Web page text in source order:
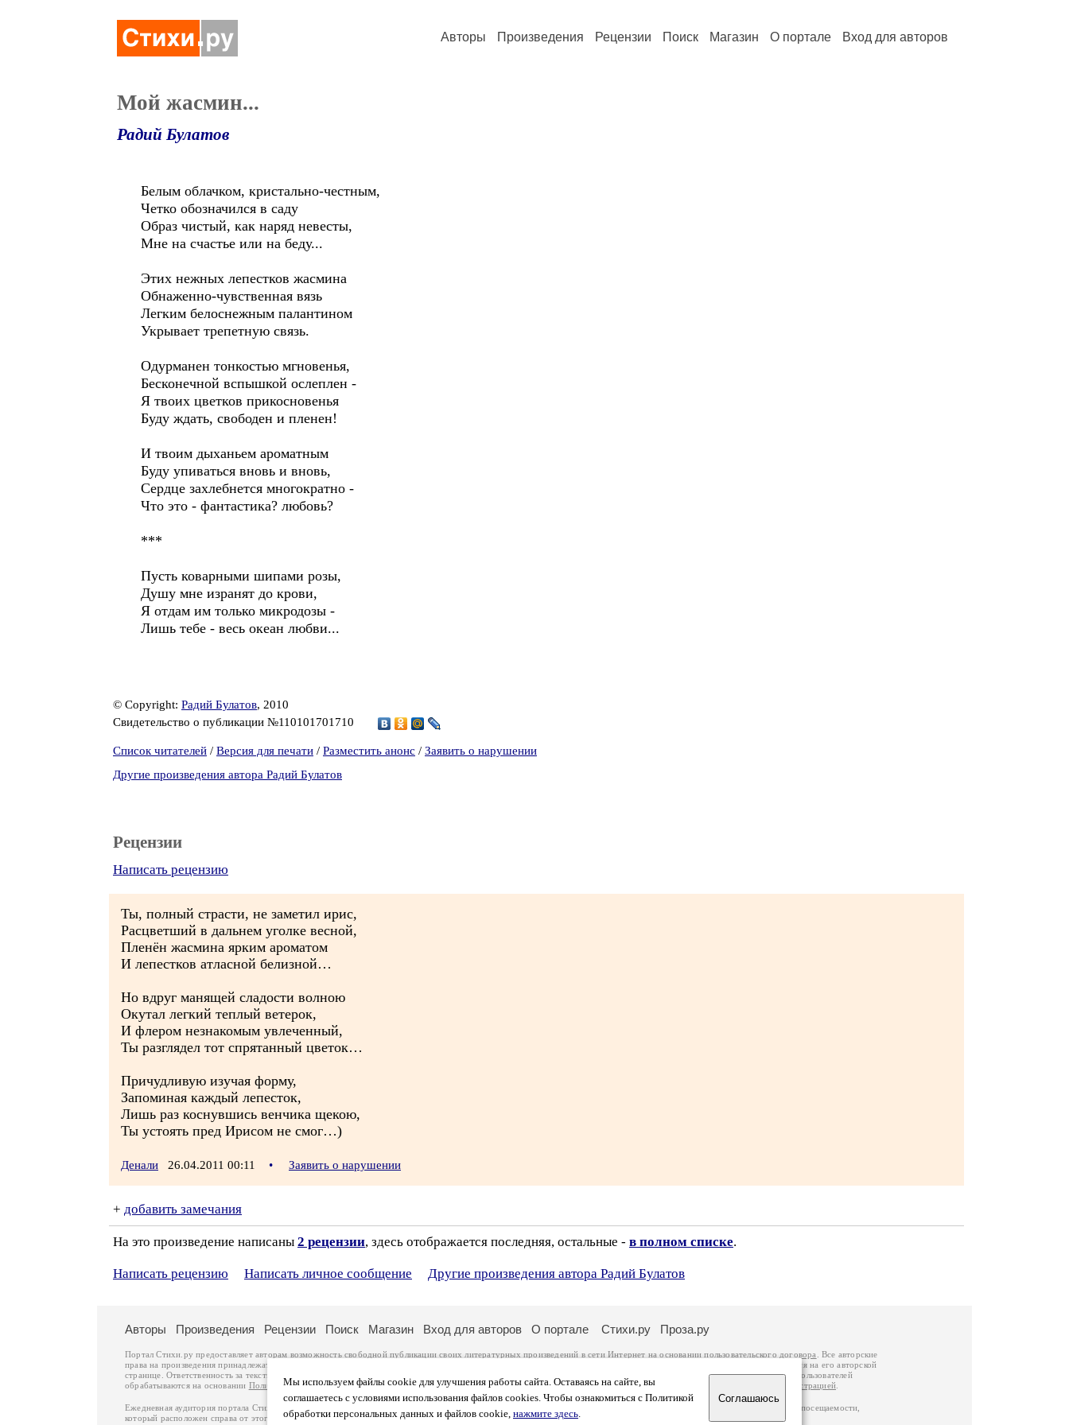
Авторы Произведения Рецензии Поиск Магазин О портале Вход для авторов
Мой жасмин...
Радий Булатов
Белым облачком, кристально-честным,
Четко обозначился в саду
Образ чистый, как наряд невесты,
Мне на счастье или на беду...
Этих нежных лепестков жасмина
Обнаженно-чувственная вязь
Легким белоснежным палантином
Укрывает трепетную связь.
Одурманен тонкостью мгновенья,
Бесконечной вспышкой ослеплен -
Я твоих цветков прикосновенья
Буду ждать, свободен и пленен!
И твоим дыханьем ароматным
Буду упиваться вновь и вновь,
Сердце захлебнется многократно -
Что это - фантастика? любовь?
***
Пусть коварными шипами розы,
Душу мне изранят до крови,
Я отдам им только микродозы -
Лишь тебе - весь океан любви...
© Copyright: Радий Булатов, 2010
Свидетельство о публикации №110101701710
Список читателей / Версия для печати / Разместить анонс / Заявить о нарушении
Другие произведения автора Радий Булатов
Рецензии
Написать рецензию
Ты, полный страсти, не заметил ирис,
Расцветший в дальнем уголке весной,
Пленён жасмина ярким ароматом
И лепестков атласной белизной…
Но вдруг манящей сладости волною
Окутал легкий теплый ветерок,
И флером незнакомым увлеченный,
Ты разглядел тот спрятанный цветок…
Причудливую изучая форму,
Запоминая каждый лепесток,
Лишь раз коснувшись венчика щекою,
Ты устоять пред Ирисом не смог…)
Денали 26.04.2011 00:11 • Заявить о нарушении
+ добавить замечания
На это произведение написаны 2 рецензии, здесь отображается последняя, остальные - в полном списке.
Написать рецензию Написать личное сообщение Другие произведения автора Радий Булатов
Мы используем файлы cookie для улучшения работы сайта. Оставаясь на сайте, вы
соглашаетесь с условиями использования файлов cookies. Чтобы ознакомиться с Политикой
обработки персональных данных и файлов cookie, нажмите здесь.
Соглашаюсь
Авторы Произведения Рецензии Поиск Магазин Вход для авторов О портале Стихи.ру Проза.ру
Портал Стихи.ру предоставляет авторам возможность свободной публикации своих литературных произведений в сети Интернет на основаниипользовательского договора
. Все авторские
права на произведения принадлежат авторам и охраняются
. Перепечатка произведений возможна только с согласия его автора, к которому вы можете обратиться на его авторской
странице. Ответственность за тексты произведений авторы несут самостоятельно на основании
законодательства Российской Федерации. Данные пользователей
обрабатываются на основании Политики обработки персональных данных. Вы также можете посмотреть более подробнуюинформацию о портале связаться с администрацией
Ежедневная аудитория портала Стихи.ру – порядка 200 тысяч посетителей, которые в общей сумме просматривают более двух миллионов страниц по данным счетчика посещаемости,
который расположен справа от этого текста. В каждой графе указано по две цифры: количество просмотров и количество посетителей.